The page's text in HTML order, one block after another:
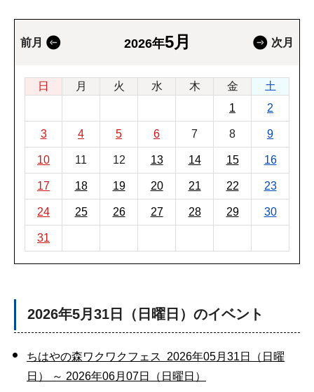
前月 2026年5月 次月
日 月 火 水 木 金
土
1
2
3 4 5 6 7 8 9
10 11 12 13 14 15 16
17 18 19 20 21 22 23
24 25 26 27 28 29 30
31
2026年5月31日（日曜日）のイベント
ちはやの森ワクワクフェス 2026年05月31日（日曜
日） ～ 2026年06月07日（日曜日）